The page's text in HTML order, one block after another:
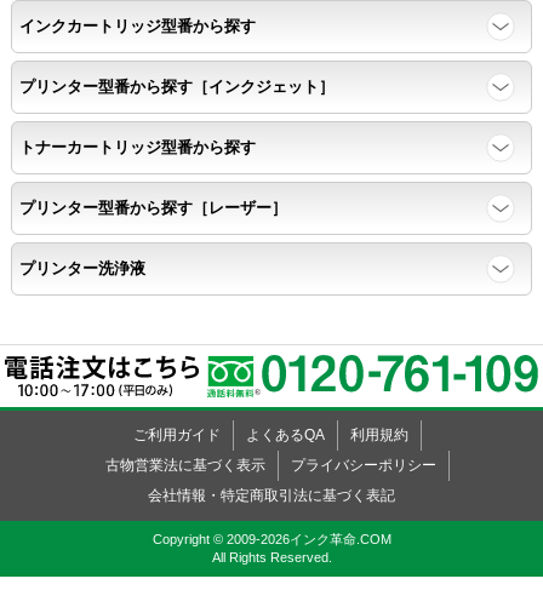
インクカートリッジ型番から探す
プリンター型番から探す［インクジェット］
トナーカートリッジ型番から探す
プリンター型番から探す［レーザー］
プリンター洗浄液
ご利用ガイド よくあるQA
利用規約
古物営業法に基づく表示
プライバシーポリシー
会社情報・特定商取引法に基づく表記
Copyright © 2009-2026インク革命.COM
All Rights Reserved.